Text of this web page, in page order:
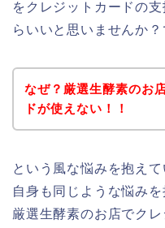
をクレジットカードの
らいいと思いませんか？
なぜ？厳選生酵素のお
ドが使えない！！
という風な悩みを抱え
自身も同じような悩み
厳選生酵素のお店でク